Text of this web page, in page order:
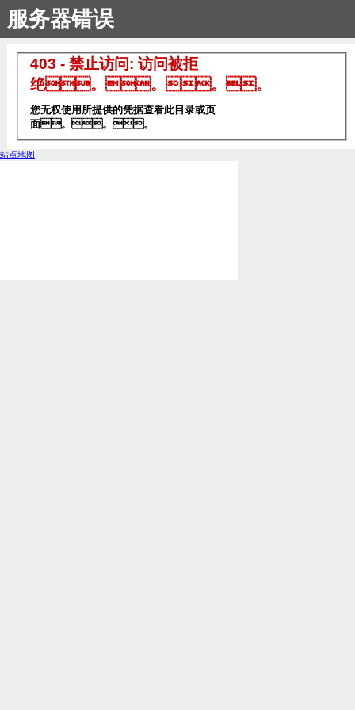
服务器错误
403 - 禁止访问: 访问被拒
绝。。。。
您无权使用所提供的凭据查看此目录或页
面。。。
站点地图